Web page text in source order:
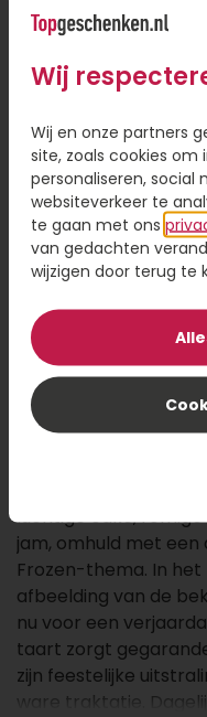
Kaartje
Voeg een kaart toe
Omschrijving
Breng de magie van
luchtige cake,
jam, omhuld met een
Frozen-thema. In
afbeelding van de
nu voor een
taart zorgt
zijn feestelijke
ware traktatie.
Wij
Wij en onze partners
site, zoals cookies
personaliseren, social
websiteverkeer te
te gaan met ons
van gedachten
wijzigen door terug te